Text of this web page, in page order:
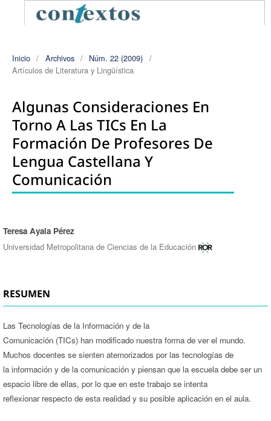
Inicio / Archivos / Núm. 22 (2009) /
Artículos de Literatura y Lingüística
Algunas Consideraciones En
Torno A Las TICs En La
Formación De Profesores De
Lengua Castellana Y
Comunicación
Autores/as
Teresa Ayala Pérez
Universidad Metropolitana de Ciencias de la Educación
RESUMEN
Las Tecnologías de la Información y de la
Comunicación (TICs) han modificado nuestra forma de ver el mundo.
Muchos docentes se sienten atemorizados por las tecnologías de
la información y de la comunicación y piensan que la escuela debe ser un
espacio libre de ellas, por lo que en este trabajo se intenta
reflexionar respecto de esta realidad y su posible aplicación en el aula.